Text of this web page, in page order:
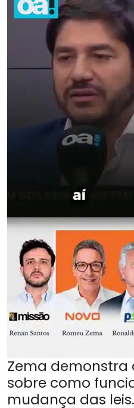
Zema
sobre como
mudança das